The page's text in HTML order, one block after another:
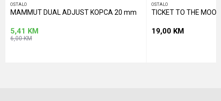
OSTALO
MAMMUT DUAL ADJUST KOPCA 20 mm
5,41 KM
6,00KM
OSTALO
TICKET TO THE
19,00 KM